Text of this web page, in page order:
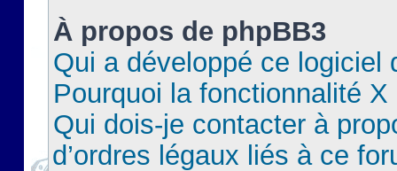
À propos de phpBB3
Qui a développé ce logiciel
Pourquoi la fonctionnalité X
Qui dois-je contacter à
d’ordres légaux liés à ce